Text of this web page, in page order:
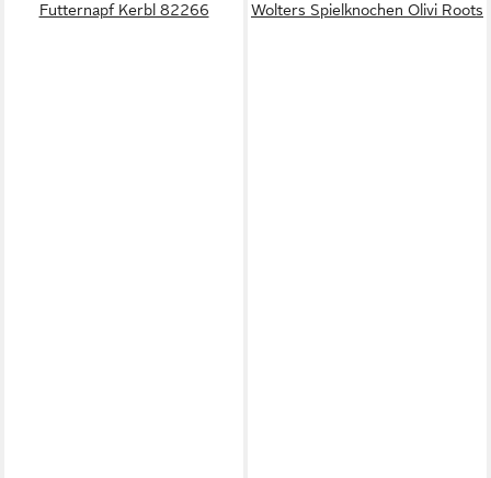
Futternapf Kerbl 82266 Wolters Spielknochen Olivi Roots